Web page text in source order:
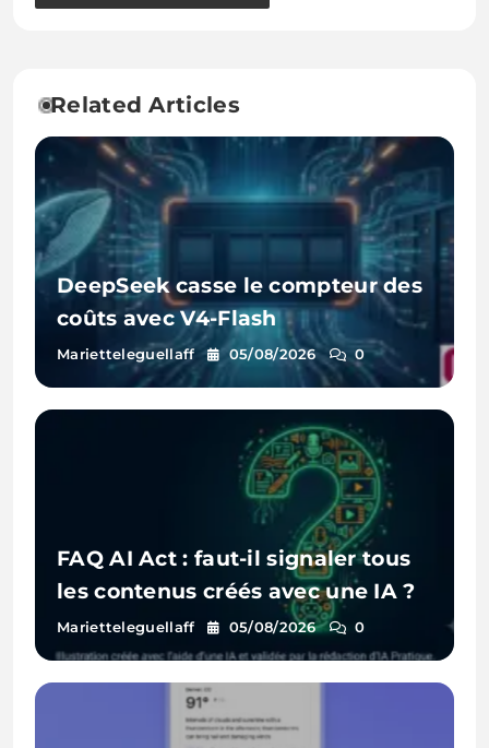
Related Articles
DeepSeek casse le compteur des
coûts avec V4-Flash
Marietteleguellaff 05/08/2026 0
FAQ AI Act : faut-il signaler tous
les contenus créés avec une IA ?
Marietteleguellaff 05/08/2026 0